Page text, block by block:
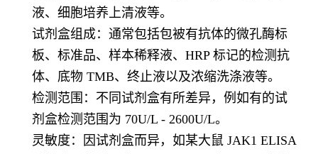
液、细胞培养上清液等。
试剂盒组成：通常包括包被有抗体的微孔酶标
板、标准品、样本稀释液、HRP 标记的检测抗
体、底物 TMB、终止液以及浓缩洗涤液等。
检测范围：不同试剂盒有所差异，例如有的试
剂盒检测范围为 70U/L - 2600U/L。
灵敏度：因试剂盒而异，如某大鼠 JAK1 ELISA